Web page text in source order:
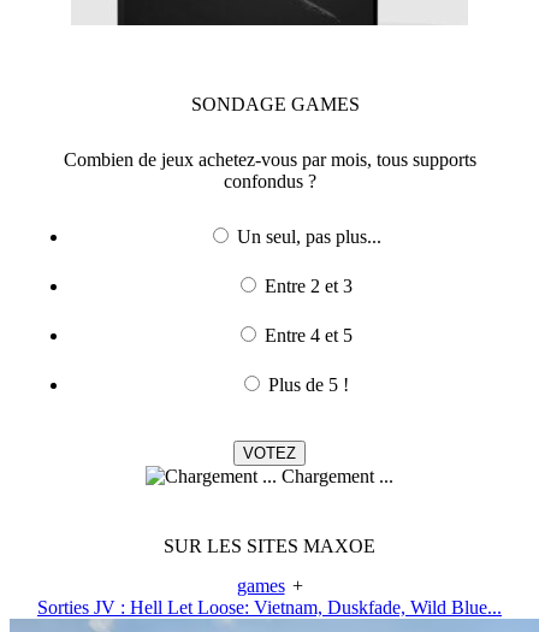
SONDAGE GAMES
Combien de jeux achetez-vous par mois, tous supports
confondus ?
Un seul, pas plus...
Entre 2 et 3
Entre 4 et 5
Plus de 5 !
Chargement ...
SUR LES SITES MAXOE
games +
Sorties JV : Hell Let Loose: Vietnam, Duskfade, Wild Blue...